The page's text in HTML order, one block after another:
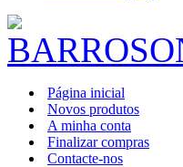
Página inicial
Novos produtos
A minha conta
Finalizar compras
Contacte-nos